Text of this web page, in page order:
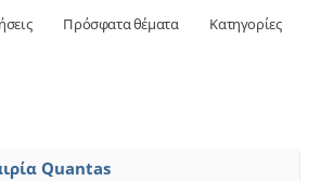
Πρόσφατα θέματα
Κατηγορίες
Quantas